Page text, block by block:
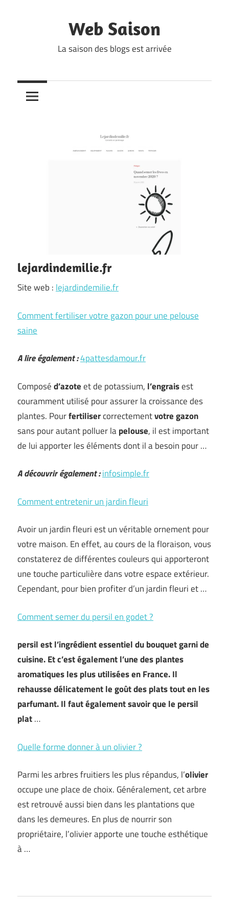
Web Saison
La saison des blogs est arrivée
lejardindemilie.fr
Site web : lejardindemilie.fr
Comment fertiliser votre gazon pour une pelouse
saine
A lire également :4pattesdamour.fr
Composéd’azoteet de potassium, l’engraisest
couramment utilisé pour assurer la croissance des
plantes. Pourfertilisercorrectementvotre gazon
sans pour autant polluer lapelouse, il est important
de lui apporter les éléments dont il a besoin pour …
A découvrir également :infosimple.fr
Comment entretenir un jardin fleuri
Avoir un jardin fleuri est un véritable ornement pour
votre maison. En effet, au cours de la floraison, vous
constaterez de différentes couleurs qui apporteront
une touche particulière dans votre espace extérieur.
Cependant, pour bien profiter d’un jardin fleuri et …
Comment semer du persil en godet ?
persil est l’ingrédient essentiel du bouquet garni de
cuisine. Et c’est également l’une des plantes
aromatiques les plus utilisées en France. Il
rehausse délicatement le goût des plats tout en les
parfumant. Il faut également savoir que le persil
plat…
Quelle forme donner à un olivier ?
Parmi les arbres fruitiers les plus répandus, l’olivier
occupe une place de choix. Généralement, cet arbre
est retrouvé aussi bien dans les plantations que
dans les demeures. En plus de nourrir son
propriétaire, l’olivier apporte une touche esthétique
à …